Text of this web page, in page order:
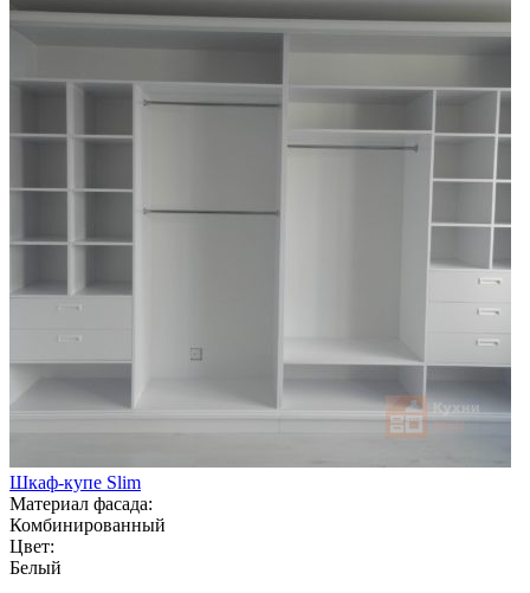
Шкаф-купе Slim
Материал фасада:
Комбинированный
Цвет:
Белый